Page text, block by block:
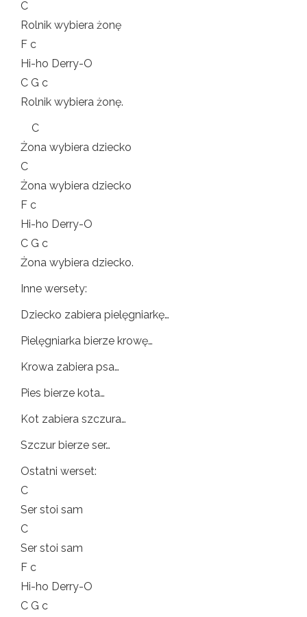
C
Rolnik wybiera żonę
F c
Hi-ho Derry-O
C G c
Rolnik wybiera żonę.
C
Żona wybiera dziecko
C
Żona wybiera dziecko
F c
Hi-ho Derry-O
C G c
Żona wybiera dziecko.
Inne wersety:
Dziecko zabiera pielęgniarkę…
Pielęgniarka bierze krowę…
Krowa zabiera psa…
Pies bierze kota…
Kot zabiera szczura…
Szczur bierze ser…
Ostatni werset:
C
Ser stoi sam
C
Ser stoi sam
F c
Hi-ho Derry-O
C G c